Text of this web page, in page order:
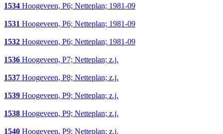
1534 Hoogeveen, P6; Netteplan; 1981-09
1531 Hoogeveen, P6; Netteplan; 1981-09
1532 Hoogeveen, P6; Netteplan; 1981-09
1536 Hoogeveen, P7; Netteplan; z.j.
1537 Hoogeveen, P8; Netteplan; z.j.
1539 Hoogeveen, P9; Netteplan; z.j.
1538 Hoogeveen, P9; Netteplan; z.j.
1540 Hoogeveen, P9; Netteplan; z.j.